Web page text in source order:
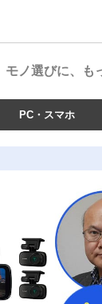
モノ選びに、も
PC・スマホ